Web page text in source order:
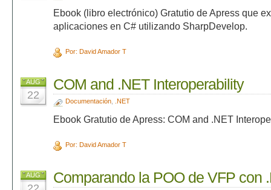
Ebook (libro electrónico) Gratutio de Apress que
aplicaciones en C# utilizando SharpDevelop.
Por: David Amador T
AUG
22
COM and .NET Interoperability
Documentación, .NET
Ebook Gratutio de Apress: COM and .NET
Por: David Amador T
AUG Comparando la POO de VFP con